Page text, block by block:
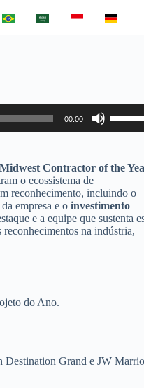
00:00
Up/
Arrow
volume.
Contractor of the
o ecossistema de
reconhecimento, incluindo o
da empresa e o investimento
e a equipe que sustenta
na indústria,
do Ano.
Destination Grand e JW